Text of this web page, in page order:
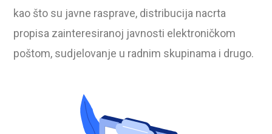
kao što su javne rasprave, distribucija nacrta
propisa zainteresiranoj javnosti elektroničkom
poštom, sudjelovanje u radnim skupinama i drugo.